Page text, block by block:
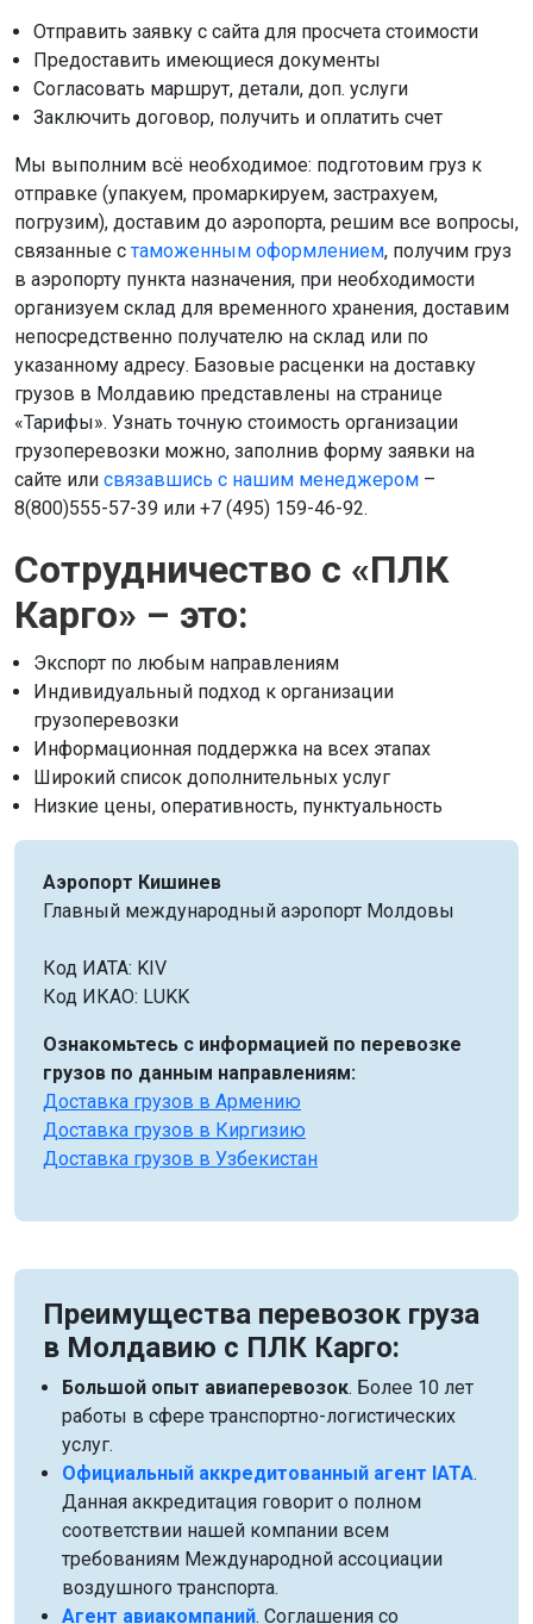
Отправить заявку с сайта для просчета стоимости
Предоставить имеющиеся документы
Согласовать маршрут, детали, доп. услуги
Заключить договор, получить и оплатить счет
Мы выполним всё необходимое: подготовим груз к
отправке (упакуем, промаркируем, застрахуем,
погрузим), доставим до аэропорта, решим все вопросы,
связанные с таможенным оформлением, получим груз
в аэропорту пункта назначения, при необходимости
организуем склад для временного хранения, доставим
непосредственно получателю на склад или по
указанному адресу. Базовые расценки на доставку
грузов в Молдавию представлены на странице
«Тарифы». Узнать точную стоимость организации
грузоперевозки можно, заполнив форму заявки на
сайте или связавшись с нашим менеджером –
8(800)555-57-39 или +7 (495) 159-46-92.
Сотрудничество с «ПЛК
Карго» – это:
Экспорт по любым направлениям
Индивидуальный подход к организации
грузоперевозки
Информационная поддержка на всех этапах
Широкий список дополнительных услуг
Низкие цены, оперативность, пунктуальность
Аэропорт Кишинев
Главный международный аэропорт Молдовы
Код ИАТА: KIV
Код ИКАО: LUKK
Ознакомьтесь с информацией по перевозке
грузов по данным направлениям:
Доставка грузов в Армению
Доставка грузов в Киргизию
Доставка грузов в Узбекистан
Преимущества перевозок груза
в Молдавию с ПЛК Карго:
Большой опыт авиаперевозок. Более 10 лет
работы в сфере транспортно-логистических
услуг.
Официальный аккредитованный агент IATA.
Данная аккредитация говорит о полном
соответствии нашей компании всем
требованиям Международной ассоциации
воздушного транспорта.
Агент авиакомпаний. Соглашения со